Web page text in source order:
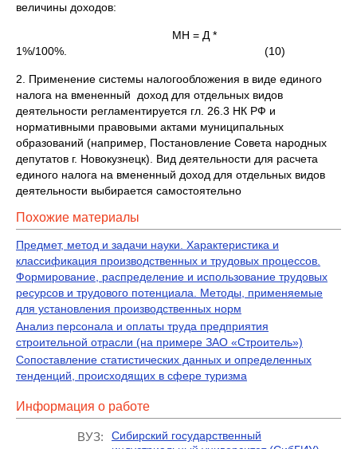
величины доходов:
МН = Д *
1%/100%. (10)
2. Применение системы налогообложения в виде единого
налога на вмененный доход для отдельных видов
деятельности регламентируется гл. 26.3 НК РФ и
нормативными правовыми актами муниципальных
образований (например, Постановление Совета народных
депутатов г. Новокузнецк). Вид деятельности для расчета
единого налога на вмененный доход для отдельных видов
деятельности выбирается самостоятельно
Похожие материалы
Предмет, метод и задачи науки. Характеристика и
классификация производственных и трудовых процессов.
Формирование, распределение и использование трудовых
ресурсов и трудового потенциала. Методы, применяемые
для установления производственных норм
Анализ персонала и оплаты труда предприятия
строительной отрасли (на примере ЗАО «Строитель»)
Сопоставление статистических данных и определенных
тенденций, происходящих в сфере туризма
Информация о работе
ВУЗ:
Сибирский государственный